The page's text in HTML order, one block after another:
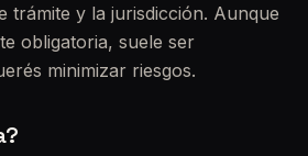
trámite y la jurisdicción. Aunque
obligatoria, suele ser
minimizar riesgos.